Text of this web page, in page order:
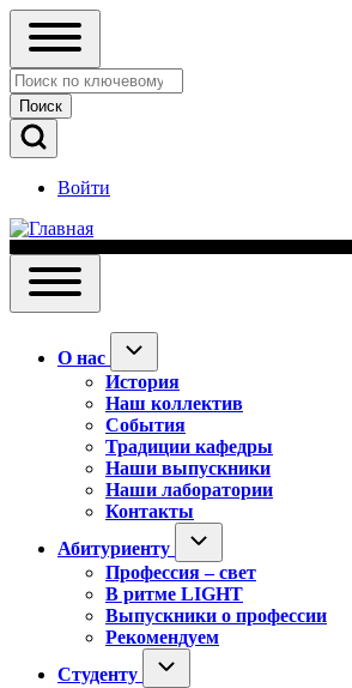
Close
search
Поиск
Open
Search
Block
Меню
учётной
записи
пользователя
Войти
Основная
навигация
Toggle
menu
О нас
О
подменю
История
Наш коллектив
События
Традиции кафедры
Наши выпускники
Наши лаборатории
Контакты
Абитуриенту
Абитуриенту
Профессия – свет
В ритме LIGHT
Выпускники о профессии
Рекомендуем
Студенту
Студенту